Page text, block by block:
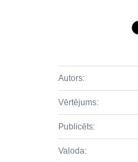
Autors:
Vērtējums:
Publicēts:
Valoda: